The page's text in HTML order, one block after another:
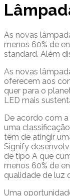
As novas
menos 60% de
standard. Além
As novas
oferecem aos
quer para o
LED mais
De acordo com
uma
têm de atingir
Signify
de tipo A que
menos 60% de
qualidade de luz
Uma